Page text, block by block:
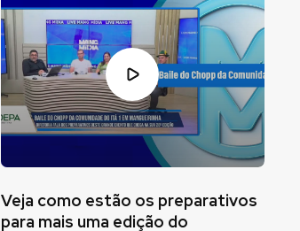
Veja como estão os preparativos
para mais uma edição do